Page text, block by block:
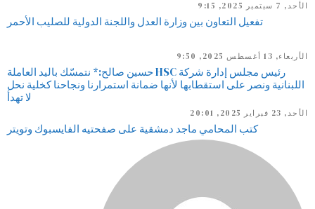
الأحد, 7 سبتمبر 2025, 9:15
تفعيل التعاون بين وزارة العدل واللجنة الدولية للصليب الأحمر
الأربعاء, 13 أغسطس 2025, 9:50
رئيس مجلس إدارة شركة HSC حسين صالح:* نتمسّك باليد العاملة
اللبنانية ونصر على استقطابها لأنها ضمانة استمرارنا ونجاحنا كخلية نحل
لا تهدأ
الأحد, 23 فبراير 2025, 20:01
كتب المحامي ماجد دمشقية على صفحتيه الفايسبوك وتويتر